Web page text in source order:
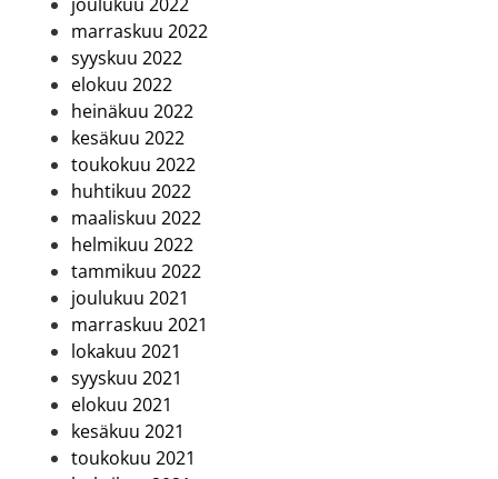
marraskuu 2022
syyskuu 2022
elokuu 2022
heinäkuu 2022
kesäkuu 2022
toukokuu 2022
huhtikuu 2022
maaliskuu 2022
helmikuu 2022
tammikuu 2022
joulukuu 2021
marraskuu 2021
lokakuu 2021
syyskuu 2021
elokuu 2021
kesäkuu 2021
toukokuu 2021